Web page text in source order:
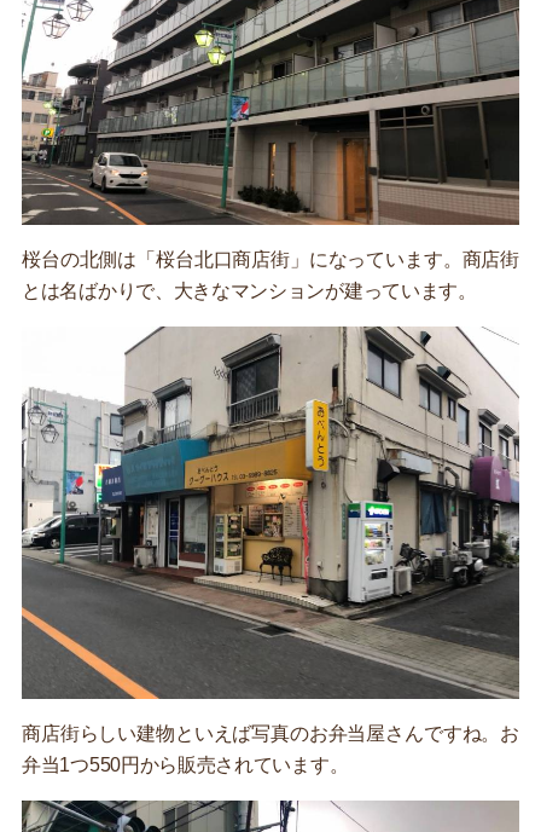
桜台の北側は「桜台北口商店街」になっています。商店街
とは名ばかりで、大きなマンションが建っています。
商店街らしい建物といえば写真のお弁当屋さんですね。お
弁当1つ550円から販売されています。